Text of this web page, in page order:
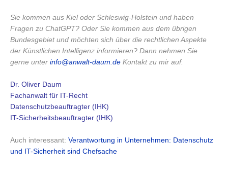
Sie kommen aus Kiel oder Schleswig-Holstein und haben
Fragen zu ChatGPT? Oder Sie kommen aus dem übrigen
Bundesgebiet und möchten sich über die rechtlichen Aspekte
der Künstlichen Intelligenz informieren? Dann nehmen Sie
gerne unter info@anwalt-daum.de Kontakt zu mir auf.
Dr. Oliver Daum
Fachanwalt für IT-Recht
Datenschutzbeauftragter (IHK)
IT-Sicherheitsbeauftragter (IHK)
Auch interessant: Verantwortung in Unternehmen: Datenschutz
und IT-Sicherheit sind Chefsache